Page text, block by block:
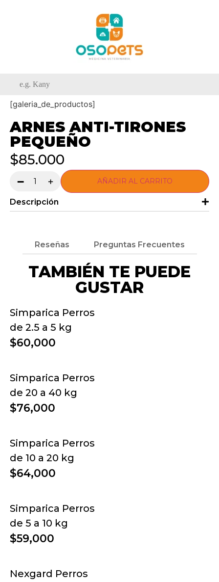
[galeria_de_productos]
ARNES ANTI-TIRONES
PEQUEÑO
$85.000
- + AÑADIR AL CARRITO
Descripción
Reseñas Preguntas Frecuentes
TAMBIÉN TE PUEDE
GUSTAR
Simparica Perros
de 2.5 a 5 kg
$60,000
Simparica Perros
de 20 a 40 kg
$76,000
Simparica Perros
de 10 a 20 kg
$64,000
Simparica Perros
de 5 a 10 kg
$59,000
Nexgard Perros